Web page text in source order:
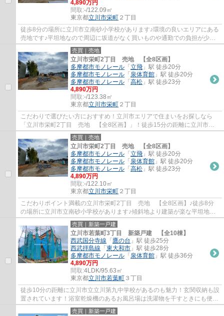
4,890万円
間取:-/122.09㎡
東京都立川市栄町 ２丁目
徒歩8分の場所に立川市立南砂小学校があります♪環境の良いエリアにある
売地です♪平坦地なので周辺に坂道がなく買いものや通勤での負担が少な
い立地です♪こちらの住宅用地で念願のマイ...
売買｜売地
立川市栄町2丁目 売地 【全8区画】
多摩都市モノレール 「 立飛 」駅 徒歩20分
多摩都市モノレール 「 泉体育館 」駅 徒歩20分
多摩都市モノレール 「 高松 」駅 徒歩23分
4,890万円
間取:-/123.38㎡
東京都立川市栄町 ２丁目
こだわりで選びたい方におすすめ！立川市エリアで住まいをお探しなら
「立川市栄町2丁目 売地 【全8区画】」！徒歩15分の距離に立川市立
立川第二中学校があるのも魅力！土地購入をお...
売買｜売地
立川市栄町2丁目 売地 【全8区画】
多摩都市モノレール 「 立飛 」駅 徒歩20分
多摩都市モノレール 「 泉体育館 」駅 徒歩20分
多摩都市モノレール 「 高松 」駅 徒歩23分
4,890万円
間取:-/122.10㎡
東京都立川市栄町 ２丁目
こだわりポイント満載の立川市栄町2丁目 売地 【全8区画】♪徒歩8分
の場所に立川市立南砂小学校があります♪傾斜地より建築が楽な平坦地で
す♪地域の住環境に詳しいユタカホームプラス...
売買｜新築一戸建
立川市若葉町3丁目 新築戸建 【全10棟】
西武国分寺線 「 鷹の台 」駅 徒歩25分
西武拝島線 「 東大和市 」駅 徒歩28分
多摩都市モノレール 「 泉体育館 」駅 徒歩36分
4,890万円
間取:4LDK/95.63㎡
東京都立川市若葉町 ３丁目
徒歩10分の距離に立川市立立川第九中学校があるのも魅力！玄関収納も設
置されています！浴室乾燥機のあるお風呂場は洗濯物を干すときにも便利
です！西武国分寺線鷹の台近辺にある戸建...
売買｜新築一戸建